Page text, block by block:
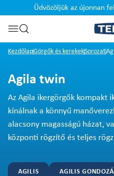
Ugrás a kereséshez
Üdvözöljük az újonnan
KezdőlapGörgők és kerekekSorozat
Agila twin
Az Agila ikergörgők kompakt
kínálnak a könnyű
alacsony magasságú házat,
központi rögzítő és teljes
AGILIS AGILIS